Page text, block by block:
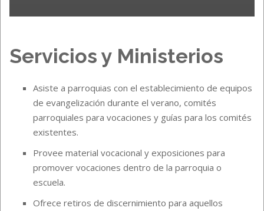
Servicios y Ministerios
Asiste a parroquias con el establecimiento de equipos
de evangelización durante el verano, comités
parroquiales para vocaciones y guías para los comités
existentes.
Provee material vocacional y exposiciones para
promover vocaciones dentro de la parroquia o
escuela.
Ofrece retiros de discernimiento para aquellos